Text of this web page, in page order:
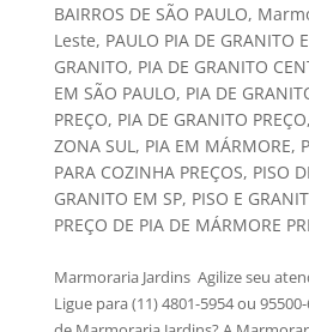
BAIRROS DE SÃO PAULO,
Leste, PAULO PIA DE GRANITO
GRANITO, PIA DE GRANITO
EM SÃO PAULO, PIA DE
PREÇO, PIA DE GRANITO PREÇO,
ZONA SUL, PIA EM MÁRMORE,
PARA COZINHA PREÇOS, PISO
GRANITO EM SP, PISO E
PREÇO DE PIA DE MÁRMORE
Marmoraria Jardins Agilize seu
Ligue para (11) 4801-5954 ou